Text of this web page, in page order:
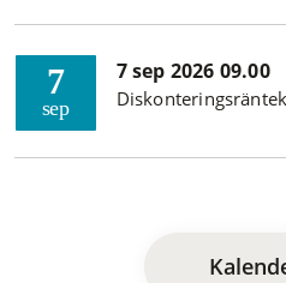
7
sep
7 sep 2026 09.00